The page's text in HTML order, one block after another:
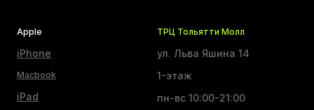
Apple
iPhone
Macbook
iPad
ТРЦ Тольятти Молл
ул. Льва Яшина 14
1-этаж
пн-вс 10:00-21:00